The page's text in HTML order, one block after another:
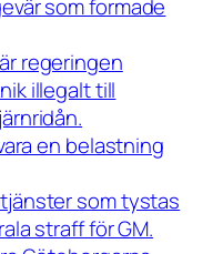
som formade
regeringen
illegalt till
en belastning
som tystas
straff för GM.